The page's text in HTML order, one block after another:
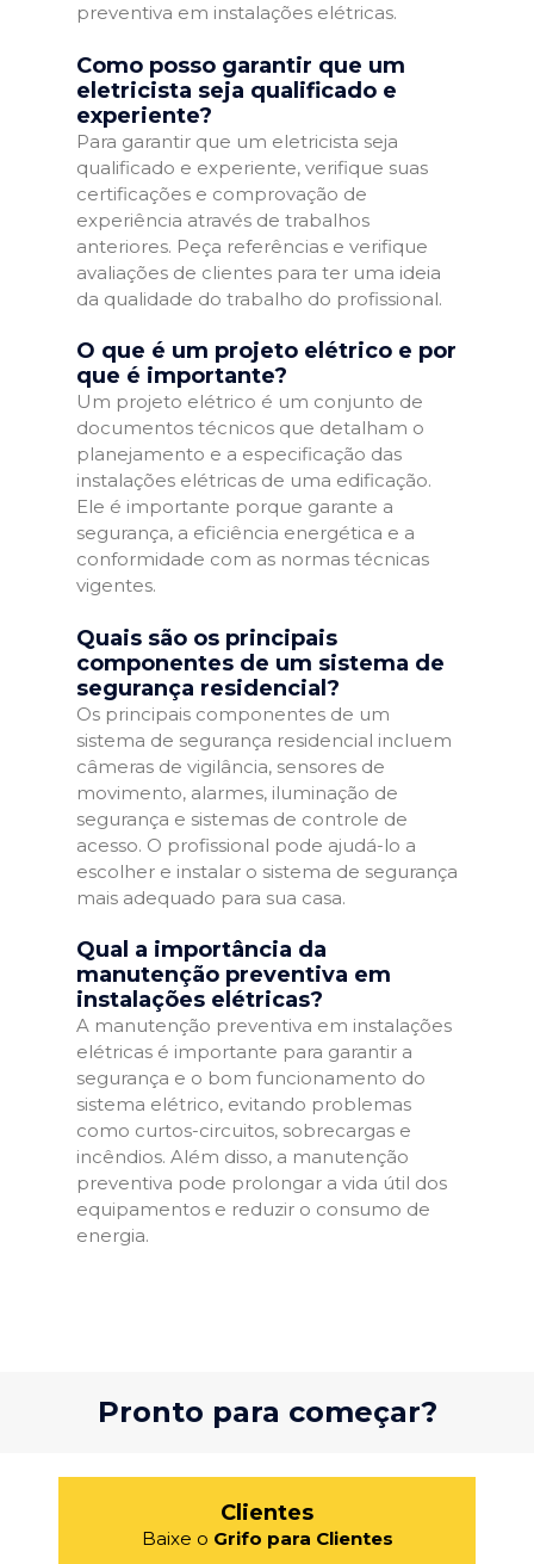
preventiva em instalações elétricas.
Como posso garantir que um
eletricista seja qualificado e
experiente?
Para garantir que um eletricista seja
qualificado e experiente, verifique suas
certificações e comprovação de
experiência através de trabalhos
anteriores. Peça referências e verifique
avaliações de clientes para ter uma ideia
da qualidade do trabalho do profissional.
O que é um projeto elétrico e por
que é importante?
Um projeto elétrico é um conjunto de
documentos técnicos que detalham o
planejamento e a especificação das
instalações elétricas de uma edificação.
Ele é importante porque garante a
segurança, a eficiência energética e a
conformidade com as normas técnicas
vigentes.
Quais são os principais
componentes de um sistema de
segurança residencial?
Os principais componentes de um
sistema de segurança residencial incluem
câmeras de vigilância, sensores de
movimento, alarmes, iluminação de
segurança e sistemas de controle de
acesso. O profissional pode ajudá-lo a
escolher e instalar o sistema de segurança
mais adequado para sua casa.
Qual a importância da
manutenção preventiva em
instalações elétricas?
A manutenção preventiva em instalações
elétricas é importante para garantir a
segurança e o bom funcionamento do
sistema elétrico, evitando problemas
como curtos-circuitos, sobrecargas e
incêndios. Além disso, a manutenção
preventiva pode prolongar a vida útil dos
equipamentos e reduzir o consumo de
energia.
Pronto para começar?
Clientes
Baixe o Grifo para Clientes